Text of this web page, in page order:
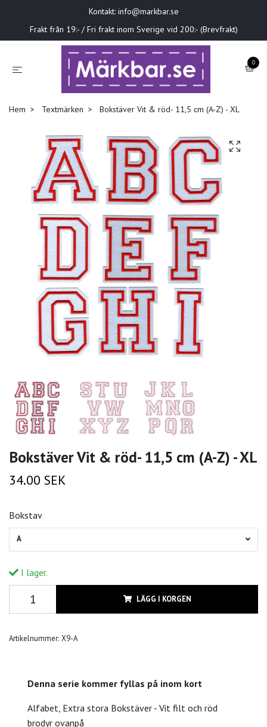
Kontakt: info@markbar.se
Frakt från 19:- / Fri frakt inom Sverige vid 200:- (Brevfrakt)
0
Hem Textmärken Bokstäver Vit & röd- 11,5 cm (A-Z) - XL
Bokstäver Vit & röd- 11,5 cm (A-Z) - XL
34.00 SEK
Bokstav
A
I lager.
LÄGG I KORGEN
Artikelnummer: X9-A
Denna serie kommer fyllas på inom kort
Alfabet, Extra stora Bokstäver - Vit filt och röd
brodyr ovanpå